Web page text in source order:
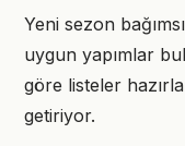
Yeni sezon
uygun yapımlar
göre listeler
getiriyor.